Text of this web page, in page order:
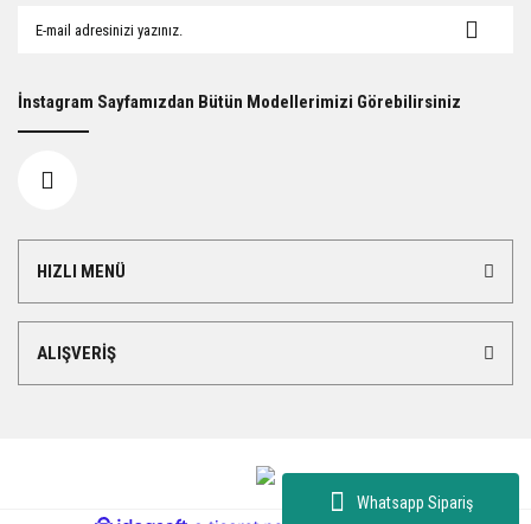
Whatsapp Sipariş
HIZLI MENÜ
ALIŞVERİŞ
İnstagram Sayfamızdan Bütün Modellerimizi Görebilirsiniz